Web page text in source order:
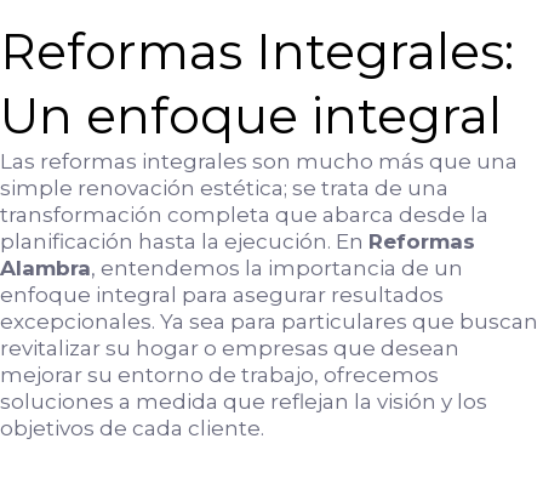
Reformas Integrales:
Un enfoque integral
Las reformas integrales son mucho más que una
simple renovación estética; se trata de una
transformación completa que abarca desde la
planificación hasta la ejecución. En Reformas
Alambra, entendemos la importancia de un
enfoque integral para asegurar resultados
excepcionales. Ya sea para particulares que buscan
revitalizar su hogar o empresas que desean
mejorar su entorno de trabajo, ofrecemos
soluciones a medida que reflejan la visión y los
objetivos de cada cliente.